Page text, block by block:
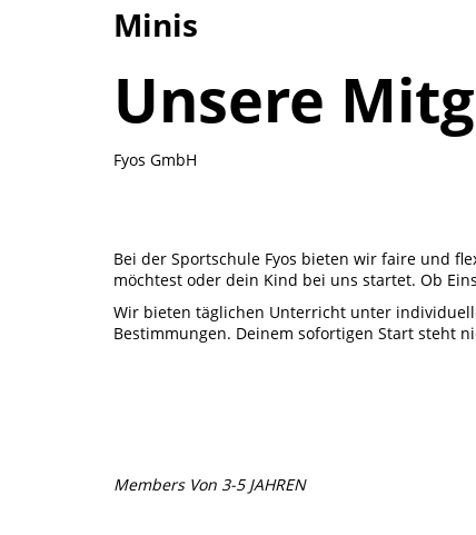
Minis
Unsere
Fyos GmbH
Bei der Sportschule Fyos bieten wir faire und
möchtest oder dein Kind bei uns startet. Ob
Wir bieten täglichen Unterricht unter
Bestimmungen. Deinem sofortigen Start steht
Members Von 3-5 JAHREN